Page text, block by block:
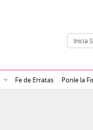
Inicia
Fe de Erratas Ponle la